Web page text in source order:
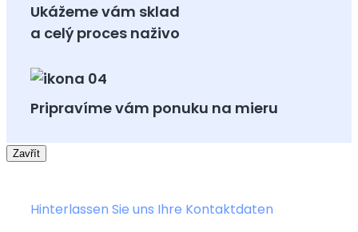
Ukážeme vám sklad
a celý proces naživo
Pripravíme vám ponuku na mieru
Zavřít
Hinterlassen Sie uns Ihre Kontaktdaten